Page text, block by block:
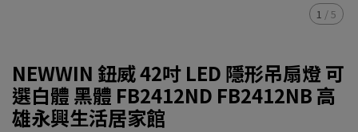
1 /5
NEWWIN 鈕威 42吋 LED 隱形吊扇燈 可
選白體 黑體 FB2412ND FB2412NB 高
雄永興生活居家館